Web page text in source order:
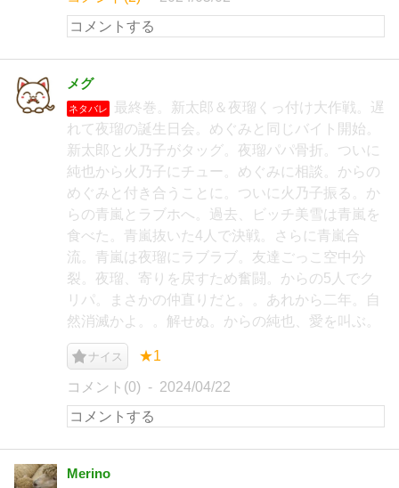
メグ
ネタバレ
最終巻。新太郎＆夜瑠くっ付け大作戦。遅
れて夜瑠の誕生日会。めぐみと同じバイト開始。
新太郎と火乃子がタッグ。夜瑠パパ骨折。ついに
純也から火乃子にチュー。めぐみに相談。からの
めぐみと付き合うことに。ついに火乃子振る。か
らの青嵐とラブホへ。過去、ビッチ美雪は青嵐を
食べた。青嵐抜いた4人で決戦。さらに青嵐合
流。青嵐は夜瑠にラブラブ。友達ごっこ空中分
裂。夜瑠、寄りを戻すため奮闘。からの5人でク
リパ。まさかの仲直りだと。。あれから二年。自
然消滅かよ。。解せぬ。からの純也、愛を叫ぶ。
ナイス ★1
コメント(0) 2024/04/22
Merino